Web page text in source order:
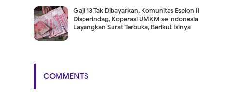
Gaji 13 Tak Dibayarkan, Komunitas Eselon II
Disperindag, Koperasi UMKM se Indonesia
Layangkan Surat Terbuka, Berikut Isinya
COMMENTS